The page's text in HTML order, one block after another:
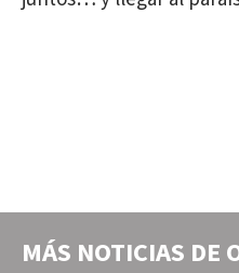
MÁS NOTICIAS DE